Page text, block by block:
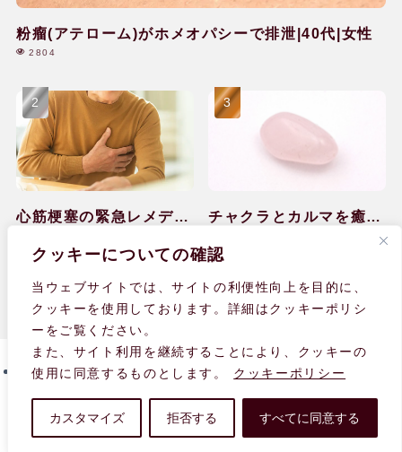
クッキーについての確認
当ウェブサイトでは、サイトの利便性向上を目的に、
クッキーを使用しております。詳細はクッキーポリシ
ーをご覧ください。
また、サイト利用を継続することにより、クッキーの
使用に同意するものとします。
クッキーポリシー
カスタマイズ 拒否する すべてに同意する
粉瘤(アテローム)がホメオパシーで排泄|40代|女性
2804
心筋梗塞の緊急レメディ
代|男性
チャクラとカルマを癒し
た|40代|女性
個人情報の取り扱いについて
サイト内検索・サイトマップ
利用規約
関連リンク fromUK